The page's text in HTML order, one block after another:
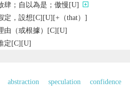
肆；自以為是；傲慢[U]
定，設想[C][U][+（that）]
由（或根據）[C][U]
定[C][U]
abstraction speculation confidence